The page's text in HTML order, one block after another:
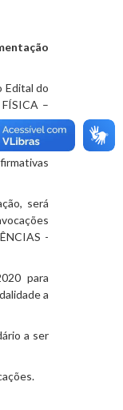
Edital do
–
vagas
será
-
para
a
a ser